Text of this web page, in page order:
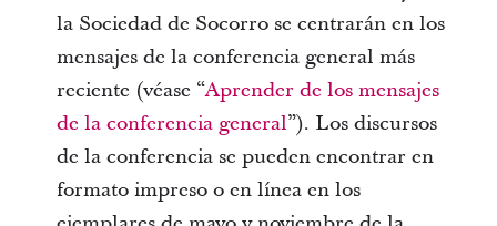
la Sociedad de Socorro se centrarán en los
mensajes de la conferencia general más
reciente (véase “Aprender de los mensajes
de la conferencia general”). Los discursos
de la conferencia se pueden encontrar en
formato impreso o en línea en los